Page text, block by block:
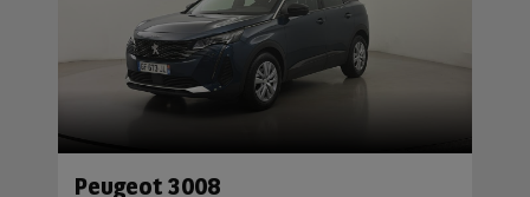
Peugeot 3008